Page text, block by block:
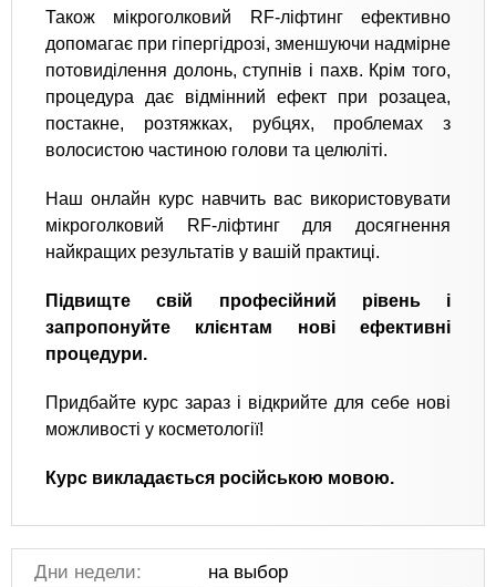
Також мікроголковий RF-ліфтинг ефективно
допомагає при гіпергідрозі, зменшуючи надмірне
потовиділення долонь, ступнів і пахв. Крім того,
процедура дає відмінний ефект при розацеа,
постакне, розтяжках, рубцях, проблемах з
волосистою частиною голови та целюліті.
Наш онлайн курс навчить вас використовувати
мікроголковий RF-ліфтинг для досягнення
найкращих результатів у вашій практиці.
Підвищте свій професійний рівень і
запропонуйте клієнтам нові ефективні
процедури.
Придбайте курс зараз і відкрийте для себе нові
можливості у косметології!
Курс викладається російською мовою.
Дни недели:
на выбор